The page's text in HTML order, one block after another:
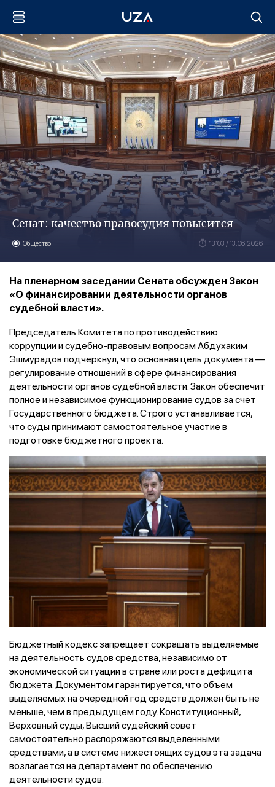
Сенат: качество правосудия повысится
Общество 13:03 / 13.06.2026
На пленарном заседании Сената обсужден Закон
«О финансировании деятельности органов
судебной власти».
Председатель Комитета по противодействию
коррупции и судебно-правовым вопросам Абдухаким
Эшмурадов подчеркнул, что основная цель документа —
регулирование отношений в сфере финансирования
деятельности органов судебной власти. Закон обеспечит
полное и независимое функционирование судов за счет
Государственного бюджета. Строго устанавливается,
что суды принимают самостоятельное участие в
подготовке бюджетного проекта.
Бюджетный кодекс запрещает сокращать выделяемые
на деятельность судов средства, независимо от
экономической ситуации в стране или роста дефицита
бюджета. Документом гарантируется, что объем
выделяемых на очередной год средств должен быть не
меньше, чем в предыдущем году. Конституционный,
Верховный суды, Высший судейский совет
самостоятельно распоряжаются выделенными
средствами, а в системе нижестоящих судов эта задача
возлагается на департамент по обеспечению
деятельности судов.